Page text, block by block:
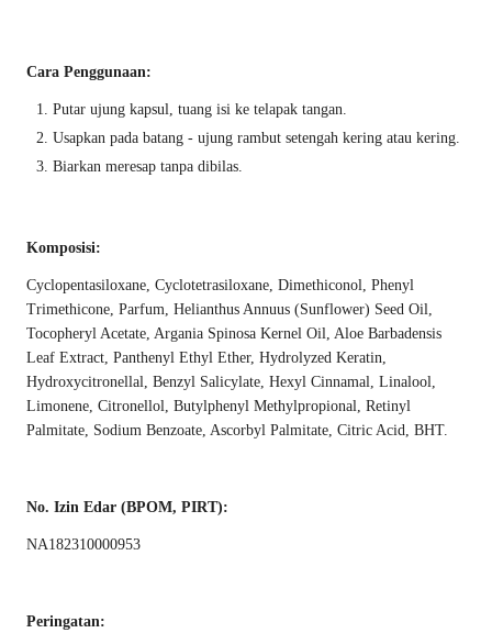
Cara Penggunaan:
Putar ujung kapsul, tuang isi ke telapak tangan.
Usapkan pada batang - ujung rambut setengah kering atau kering.
Biarkan meresap tanpa dibilas.
Komposisi:
Cyclopentasiloxane, Cyclotetrasiloxane, Dimethiconol, Phenyl
Trimethicone, Parfum, Helianthus Annuus (Sunflower) Seed Oil,
Tocopheryl Acetate, Argania Spinosa Kernel Oil, Aloe Barbadensis
Leaf Extract, Panthenyl Ethyl Ether, Hydrolyzed Keratin,
Hydroxycitronellal, Benzyl Salicylate, Hexyl Cinnamal, Linalool,
Limonene, Citronellol, Butylphenyl Methylpropional, Retinyl
Palmitate, Sodium Benzoate, Ascorbyl Palmitate, Citric Acid, BHT.
No. Izin Edar (BPOM, PIRT):
NA182310000953
Peringatan: